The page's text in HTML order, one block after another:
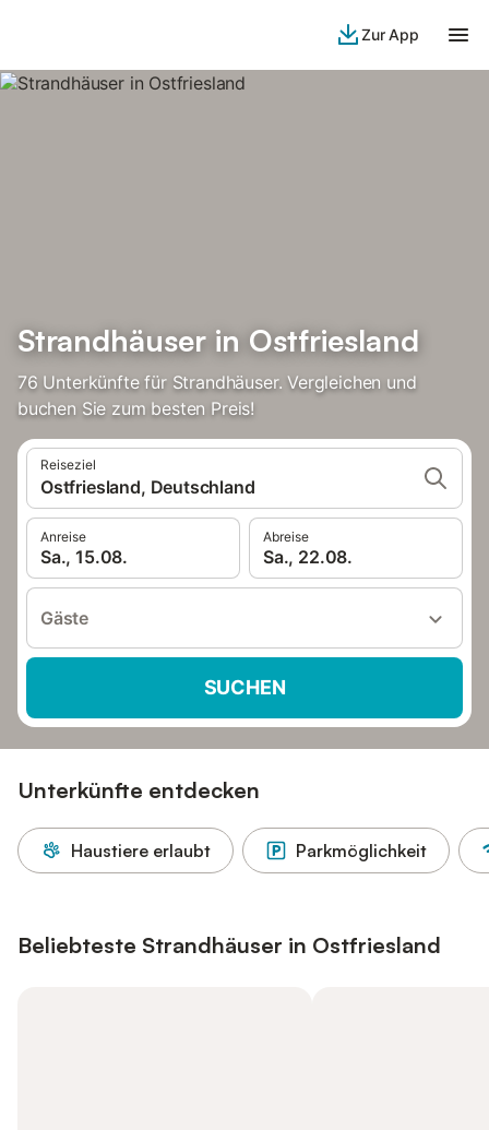
Zur App
Strandhäuser in Ostfriesland
76 Unterkünfte für Strandhäuser. Vergleichen und
buchen Sie zum besten Preis!
Reiseziel
Ostfriesland, Deutschland
Anreise
Sa., 15.08.
Abreise
Sa., 22.08.
Gäste
SUCHEN
Unterkünfte entdecken
Haustiere erlaubt Parkmöglichkeit
Beliebteste Strandhäuser in Ostfriesland